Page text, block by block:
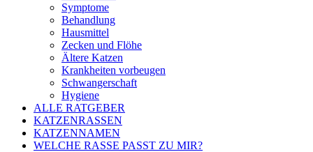
Symptome
Behandlung
Hausmittel
Zecken und Flöhe
Ältere Katzen
Krankheiten vorbeugen
Schwangerschaft
Hygiene
ALLE RATGEBER
KATZENRASSEN
KATZENNAMEN
WELCHE RASSE PASST ZU MIR?